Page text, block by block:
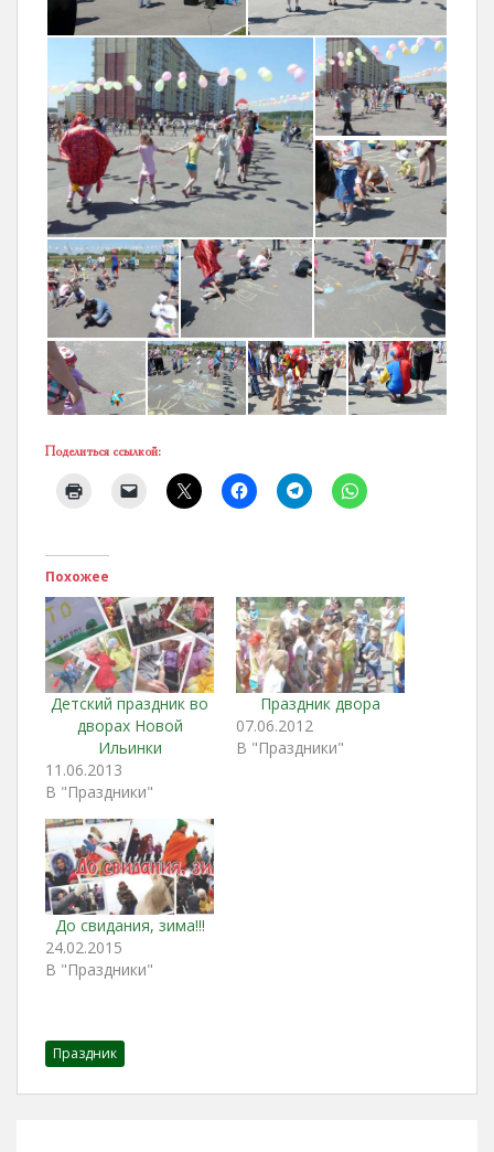
Поделиться ссылкой:
Похожее
Детский праздник во
дворах Новой
Ильинки
11.06.2013
В "Праздники"
Праздник двора
07.06.2012
В "Праздники"
До свидания, зима!!!
24.02.2015
В "Праздники"
Праздник